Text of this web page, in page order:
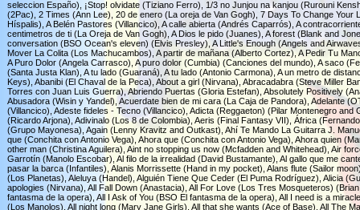
seleccion Españo), ¡Stop! olvidate (Tiziano Ferro), 1/3 no Junjou na kanjou (Rurouni
(2Pac), 2 Times (Ann Lee), 20 de enero (La oreja de Van Gogh), 7 Days To Change Your
Híspalis), A Belén Pastores (Villancico), A calle abierta (Andrés Caparrós), A
centimetros de ti (La Oreja de Van Gogh), A Dios le pido (Juanes), A forest (Blank and
conversation (BSO Ocean's eleven) (Elvis Presley), A Little's Enough (Angels and
Mover La Colita (Los Machucambos), A partir de mañana (Alberto Cortez), A Pedir Tu
A Puro Dolor (Angela Carrasco), A puro dolor (Cumbia) (Canciones del mundo), A saco
(Santa Justa Klan), A tu lado (Guaraná), A tu lado (Antonio Carmona), A un metro de
Keys), Abanibi (El Chaval de la Peca), About a girl (Nirvana), Abracadabra (Steve Miller
Torres con Juan Luis Guerra), Abriendo Puertas (Gloria Estefan), Absolutely Positively
Abusadora (Wisin y Yandel), Acuerdate bien de mi cara (La Caja de Pandora), Adelante
(Villancico), Adeste fideles - Tecno (Villancico), Adicta (Reggaeton) (Pilar Montenegro and
(Ricardo Arjona), Adivinalo (Los 8 de Colombia), Aeris (Final Fantasy VII), África
(Grupo Mayonesa), Again (Lenny Kravitz and Outkast), Ahí Te Mando La Guitarra J.
que (Conchita con Antonio Vega), Ahora que (Conchita con Antonio Vega), Ahora quien
other man (Christina Aguilera), Aint no stopping us now (Mcfadden and Whitehead), Air
Garrotín (Manolo Escobar), Al filo de la irrealidad (David Bustamante), Al gallo que me
pasar la barca (Infantiles), Alanis Morrissette (Hand in my pocket), Alans flute (Sailor
(Los Planetas), Aleluya (Handel), Alguién Tiene Que Ceder (El Puma Rodríguez), Alicia
apologies (Nirvana), All Fall Down (Anastacia), All For Love (Los Tres Mosqueteros)
fantasma de la opera), All I Ask of You (BSO El fantasma de la opera), All I need is a
(Los Manolos), All night long (Mary Jane Girls), All that she wants (Ace of Base), All The